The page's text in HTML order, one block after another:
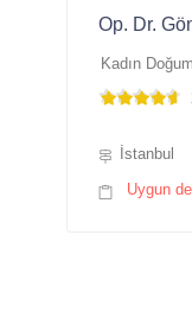
Op. Dr.
Kadın
İstanbul
Uygun